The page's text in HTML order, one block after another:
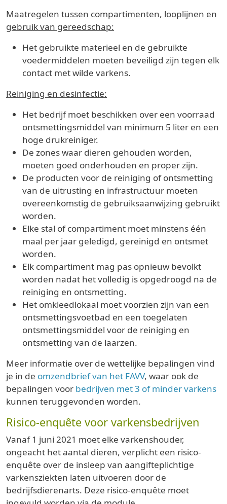
Maatregelen tussen compartimenten, looplijnen en
gebruik van gereedschap:
Het gebruikte materieel en de gebruikte
voedermiddelen moeten beveiligd zijn tegen elk
contact met wilde varkens.
Reiniging en desinfectie:
Het bedrijf moet beschikken over een voorraad
ontsmettingsmiddel van minimum 5 liter en een
hoge drukreiniger.
De zones waar dieren gehouden worden,
moeten goed onderhouden en proper zijn.
De producten voor de reiniging of ontsmetting
van de uitrusting en infrastructuur moeten
overeenkomstig de gebruiksaanwijzing gebruikt
worden.
Elke stal of compartiment moet minstens één
maal per jaar geledigd, gereinigd en ontsmet
worden.
Elk compartiment mag pas opnieuw bevolkt
worden nadat het volledig is opgedroogd na de
reiniging en ontsmetting.
Het omkleedlokaal moet voorzien zijn van een
ontsmettingsvoetbad en een toegelaten
ontsmettingsmiddel voor de reiniging en
ontsmetting van de laarzen.
Meer informatie over de wettelijke bepalingen vind
je in de omzendbrief van het FAVV, waar ook de
bepalingen voor bedrijven met 3 of minder varkens
kunnen teruggevonden worden.
Risico-enquête voor varkensbedrijven
Vanaf 1 juni 2021 moet elke varkenshouder,
ongeacht het aantal dieren, verplicht een risico-
enquête over de insleep van aangifteplichtige
varkensziekten laten uitvoeren door de
bedrijfsdierenarts. Deze risico-enquête moet